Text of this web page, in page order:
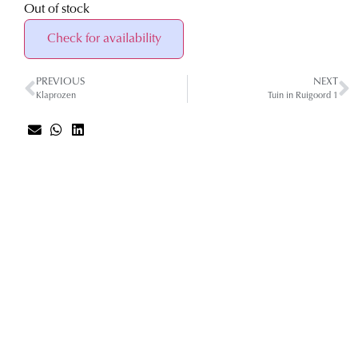
Out of stock
Check for availability
PREVIOUS
Klaprozen
NEXT
Tuin in Ruigoord 1